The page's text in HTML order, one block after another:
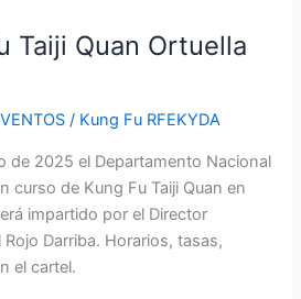
Taiji Quan Ortuella
/ Kung Fu RFEKYDA
de 2025 el Departamento Nacional
curso de Kung Fu Taiji Quan en
impartido por el Director
Darriba. Horarios, tasas,
el cartel.